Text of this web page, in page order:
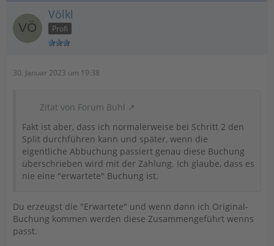
Völkl
Profi
30. Januar 2023 um 19:38
Zitat von Forum Buhl
Fakt ist aber, dass ich normalerweise bei Schritt 2 den
Split durchführen kann und später, wenn die
eigentliche Abbuchung passiert genau diese Buchung
überschrieben wird mit der Zahlung. Ich glaube, dass es
nie eine "erwartete" Buchung ist.
Du erzeugst die "Erwartete" und wenn dann ich Original-
Buchung kommen werden diese Zusammengeführt wenns
passt.